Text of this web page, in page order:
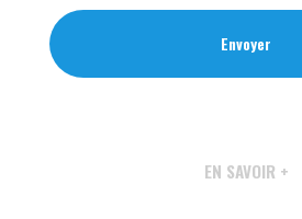
EN SAVOIR +